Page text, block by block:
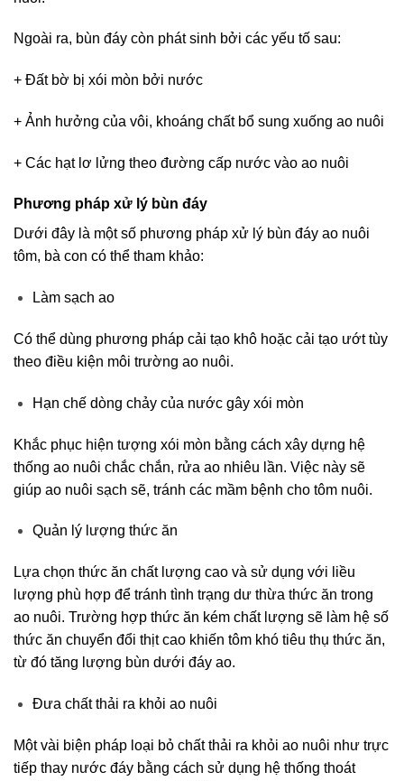
Ngoài ra, bùn đáy còn phát sinh bởi các yếu tố sau:
+ Đất bờ bị xói mòn bởi nước
+ Ảnh hưởng của vôi, khoáng chất bổ sung xuống ao nuôi
+ Các hạt lơ lửng theo đường cấp nước vào ao nuôi
Phương pháp xử lý bùn đáy
Dưới đây là một số phương pháp xử lý bùn đáy ao nuôi
tôm, bà con có thể tham khảo:
Làm sạch ao
Có thể dùng phương pháp cải tạo khô hoặc cải tạo ướt tùy
theo điều kiện môi trường ao nuôi.
Hạn chế dòng chảy của nước gây xói mòn
Khắc phục hiện tượng xói mòn bằng cách xây dựng hệ
thống ao nuôi chắc chắn, rửa ao nhiêu lần. Việc này sẽ
giúp ao nuôi sạch sẽ, tránh các mầm bệnh cho tôm nuôi.
Quản lý lượng thức ăn
Lựa chọn thức ăn chất lượng cao và sử dụng với liều
lượng phù hợp để tránh tình trạng dư thừa thức ăn trong
ao nuôi. Trường hợp thức ăn kém chất lượng sẽ làm hệ số
thức ăn chuyển đổi thịt cao khiến tôm khó tiêu thụ thức ăn,
từ đó tăng lượng bùn dưới đáy ao.
Đưa chất thải ra khỏi ao nuôi
Một vài biện pháp loại bỏ chất thải ra khỏi ao nuôi như trực
tiếp thay nước đáy bằng cách sử dụng hệ thống thoát